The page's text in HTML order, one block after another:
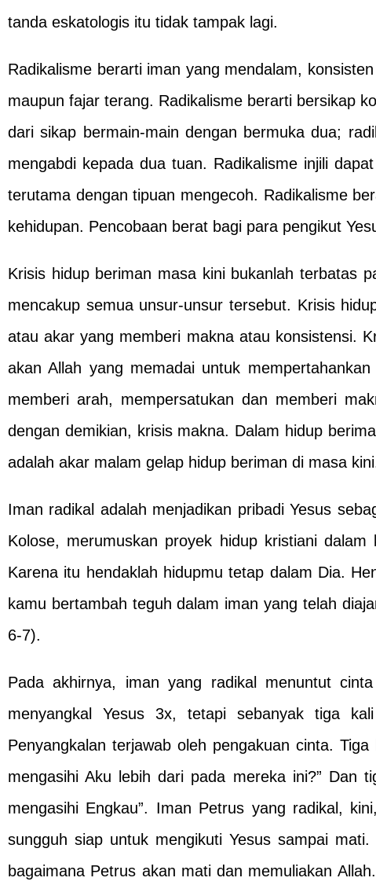
tanda eskatologis itu tidak tampak lagi.
Radikalisme berarti iman yang mendalam,
maupun fajar terang. Radikalisme berarti bersikap
dari sikap bermain-main dengan bermuka dua;
mengabdi kepada dua tuan. Radikalisme injili
terutama dengan tipuan mengecoh. Radikalisme
kehidupan. Pencobaan berat bagi para pengikut
Krisis hidup beriman masa kini bukanlah terbatas
mencakup semua unsur-unsur tersebut. Krisis
atau akar yang memberi makna atau konsistensi.
akan Allah yang memadai untuk
memberi arah, mempersatukan dan memberi
dengan demikian, krisis makna. Dalam hidup
adalah akar malam gelap hidup beriman di masa
Iman radikal adalah menjadikan pribadi Yesus
Kolose, merumuskan proyek hidup kristiani
Karena itu hendaklah hidupmu tetap dalam Dia.
kamu bertambah teguh dalam iman yang telah
6-7).
Pada akhirnya, iman yang radikal menuntut
menyangkal Yesus 3x, tetapi sebanyak tiga
Penyangkalan terjawab oleh pengakuan cinta.
mengasihi Aku lebih dari pada mereka ini?” Dan
mengasihi Engkau”. Iman Petrus yang radikal,
sungguh siap untuk mengikuti Yesus sampai
bagaimana Petrus akan mati dan memuliakan